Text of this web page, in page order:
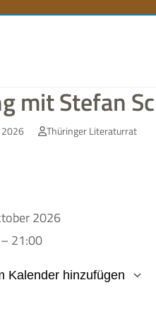
mit Stefan
2026 Thüringer Literaturrat
2026
21:00
Kalender hinzufügen